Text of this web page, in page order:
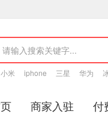
小米 iphone 三星 华为
商家入驻 付